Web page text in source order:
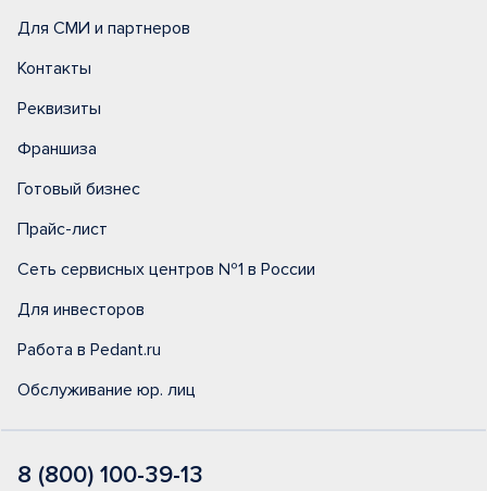
Для СМИ и партнеров
Контакты
Реквизиты
Франшиза
Готовый бизнес
Прайс-лист
Сеть сервисных центров №1 в России
Для инвесторов
Работа в Pedant.ru
Обслуживание юр. лиц
8 (800) 100-39-13